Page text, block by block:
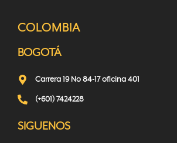
COLOMBIA
BOGOTÁ
Carrera 19 No 84-17 oficina 401
(+601) 7424228
SIGUENOS